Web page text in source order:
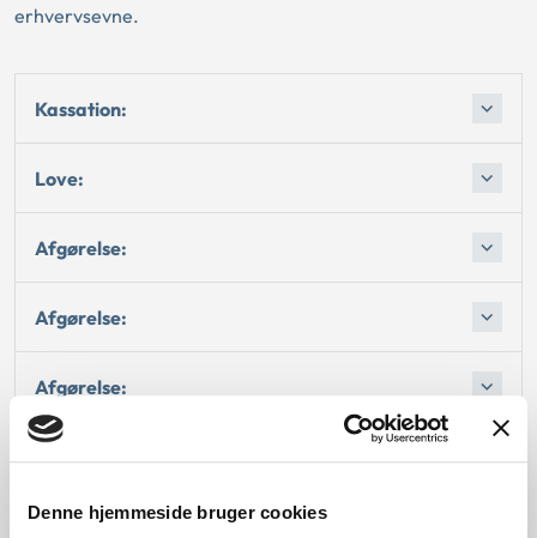
Denne hjemmeside bruger cookies
erhvervsevne.
Kassation:
Love:
Afgørelse:
Afgørelse:
Afgørelse:
Dato for underskrift